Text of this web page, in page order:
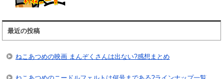
最近の投稿
ねこあつめの映画 まんぞくさんは出ない?感想まとめ